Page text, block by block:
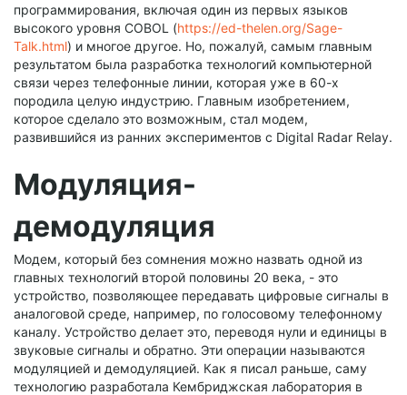
программирования, включая один из первых языков
высокого уровня COBOL (https://ed-thelen.org/Sage-
Talk.html) и многое другое. Но, пожалуй, самым главным
результатом была разработка технологий компьютерной
связи через телефонные линии, которая уже в 60-х
породила целую индустрию. Главным изобретением,
которое сделало это возможным, стал модем,
развившийся из ранних экспериментов с Digital Radar Relay.
Модуляция-
демодуляция
Модем, который без сомнения можно назвать одной из
главных технологий второй половины 20 века, - это
устройство, позволяющее передавать цифровые сигналы в
аналоговой среде, например, по голосовому телефонному
каналу. Устройство делает это, переводя нули и единицы в
звуковые сигналы и обратно. Эти операции называются
модуляцией и демодуляцией. Как я писал раньше, саму
технологию разработала Кембриджская лаборатория в